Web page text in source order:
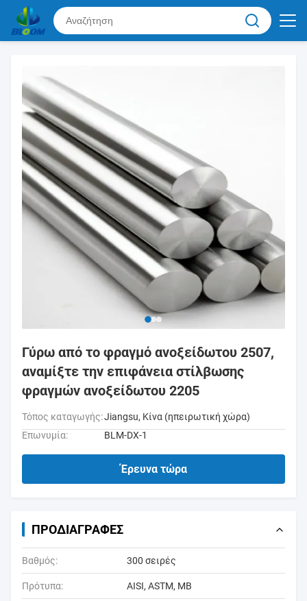
Γύρω από το φραγμό ανοξείδωτου 2507,
αναμίξτε την επιφάνεια στίλβωσης
φραγμών ανοξείδωτου 2205
Τόπος καταγωγής:Jiangsu, Κίνα (ηπειρωτική χώρα)
Επωνυμία:
BLM-DX-1
Έρευνα τώρα
ΠΡΟΔΙΑΓΡΑΦΈΣ
Βαθμός: 300 σειρές
Πρότυπα: AISI, ASTM, ΜΒ